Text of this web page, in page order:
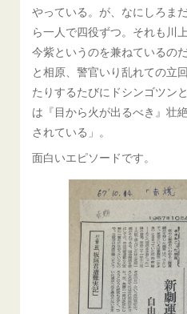
やっている。が、なにしろま
ら一人で四役ずつ。それも川
今紫というのを兼ねているの
と相原、警官いり乱れての立
たりするたびにドシンゴツン
は『目から火が出るべき』壮
されている」。
面白いエピソードです。